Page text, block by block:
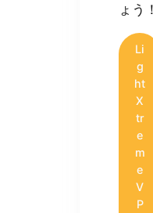
ょう！
Li
g
ht
X
tr
e
m
e
V
P